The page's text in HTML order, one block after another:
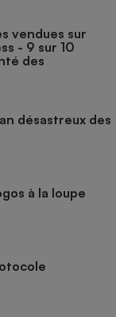
vendues sur
- 9 sur 10
des
désastreux des
à la loupe